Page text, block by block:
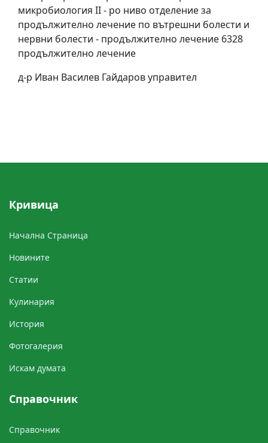
микробиология II - ро ниво отделение за
продължително лечение по вътрешни болести и
нервни болести - продължително лечение 6328
продължително лечение
д-р Иван Василев Гайдаров управител
Кривицa
Начална Cтраница
Новините
Cтатии
Кулинария
История
Фотогалерия
Искам думата
Справочник
Справочник